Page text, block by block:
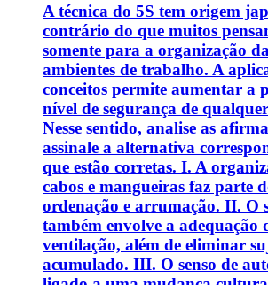
A técnica do 5S tem origem
contrário do que muitos
somente para a organização
ambientes de trabalho. A
conceitos permite aumentar a
nível de segurança de
Nesse sentido, analise as
assinale a alternativa
que estão corretas. I. A
cabos e mangueiras faz parte
ordenação e arrumação. II. O
também envolve a adequação
ventilação, além de eliminar
acumulado. III. O senso de